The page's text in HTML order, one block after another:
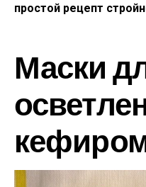
простой рецепт
Маски